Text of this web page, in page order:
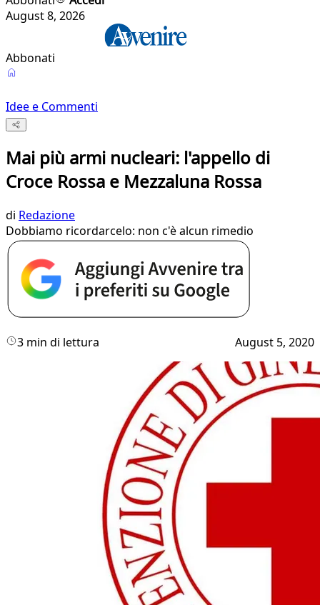
August 8, 2026
Abbonati
Idee e Commenti
Mai più armi nucleari: l'appello di
Croce Rossa e Mezzaluna Rossa
di Redazione
Dobbiamo ricordarcelo: non c'è alcun rimedio
3 min di lettura August 5, 2020